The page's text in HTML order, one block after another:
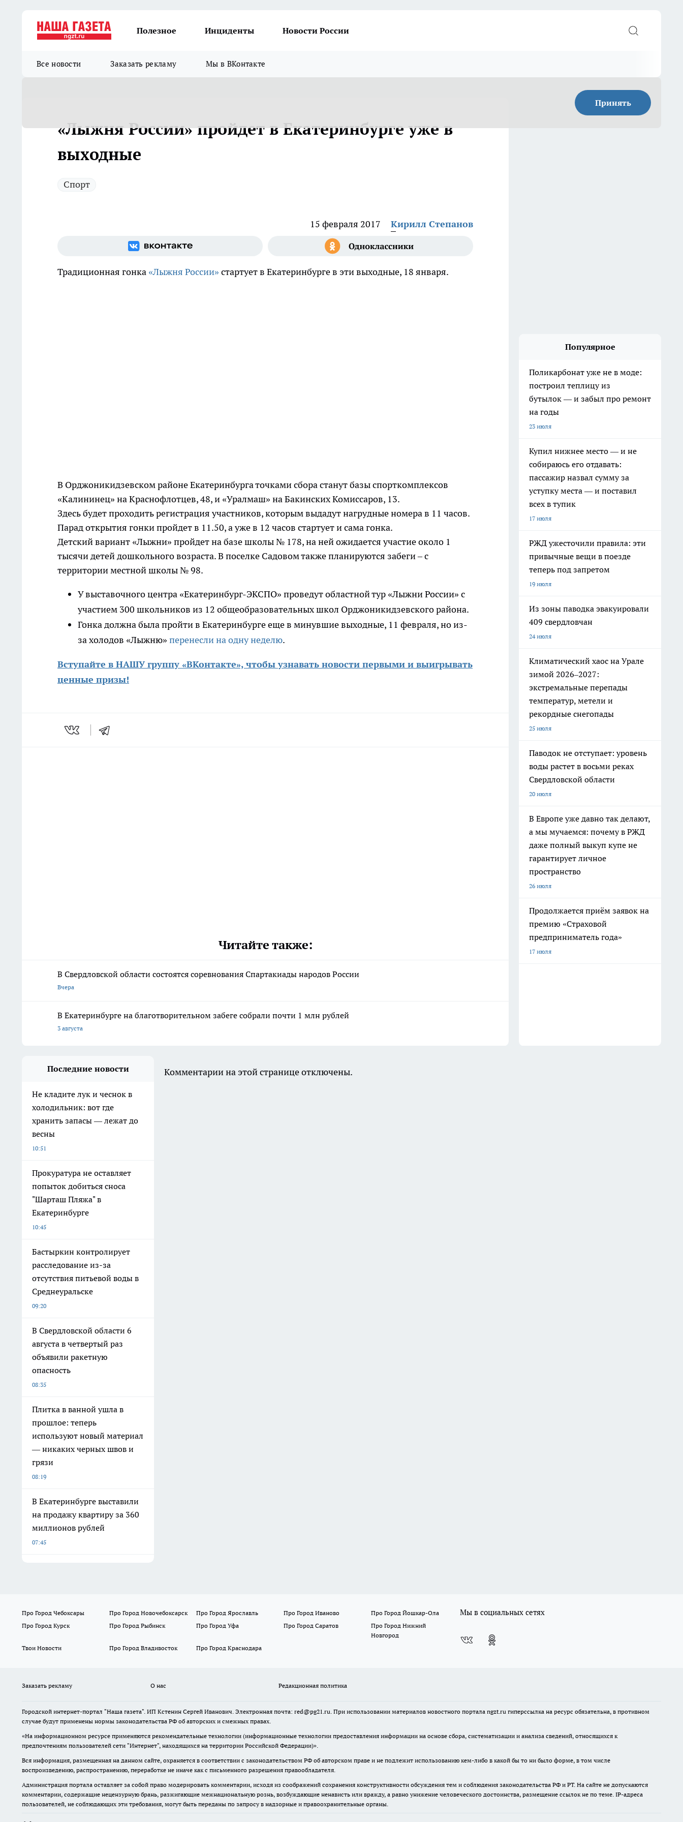
Полезное Инциденты Новости России
Все новости Заказать рекламу Мы в ВКонтакте
Принять
«Лыжня России» пройдет в Екатеринбурге уже в
выходные
Спорт
15 февраля 2017 Кирилл Степанов
Традиционная гонка «Лыжня России» стартует в Екатеринбурге в эти выходные, 18 января.
В Орджоникидзевском районе Екатеринбурга точками сбора станут базы спорткомплексов
«Калининец» на Краснофлотцев, 48, и «Уралмаш» на Бакинских Комиссаров, 13.
Здесь будет проходить регистрация участников, которым выдадут нагрудные номера в 11 часов.
Парад открытия гонки пройдет в 11.50, а уже в 12 часов стартует и сама гонка.
Детский вариант «Лыжни» пройдет на базе школы № 178, на ней ожидается участие около 1
тысячи детей дошкольного возраста. В поселке Садовом также планируются забеги – с
территории местной школы № 98.
У выставочного центра «Екатеринбург-ЭКСПО» проведут областной тур «Лыжни России» с
участием 300 школьников из 12 общеобразовательных школ Орджоникидзевского района.
Гонка должна была пройти в Екатеринбурге еще в минувшие выходные, 11 февраля, но из-
за холодов «Лыжню» перенесли на одну неделю.
Вступайте в НАШУ группу «ВКонтакте», чтобы узнавать новости первыми и выигрывать
ценные призы!
Читайте также:
В Свердловской области состоятся соревнования Спартакиады народов России
Вчера
В Екатеринбурге на благотворительном забеге собрали почти 1 млн рублей
3 августа
Популярное
Поликарбонат уже не в моде:
построил теплицу из
бутылок — и забыл про ремонт
на годы
23 июля
Купил нижнее место — и не
собираюсь его отдавать:
пассажир назвал сумму за
уступку места — и поставил
всех в тупик
17 июля
РЖД ужесточили правила: эти
привычные вещи в поезде
теперь под запретом
19 июля
Из зоны паводка эвакуировали
409 свердловчан
24 июля
Климатический хаос на Урале
зимой 2026–2027:
экстремальные перепады
температур, метели и
рекордные снегопады
25 июля
Паводок не отступает: уровень
воды растет в восьми реках
Свердловской области
20 июля
В Европе уже давно так делают,
а мы мучаемся: почему в РЖД
даже полный выкуп купе не
гарантирует личное
пространство
26 июля
Продолжается приём заявок на
премию «Страховой
предприниматель года»
17 июля
Последние новости
Не кладите лук и чеснок в
холодильник: вот где
хранить запасы — лежат до
весны
10:51
Прокуратура не оставляет
попыток добиться сноса
"Шарташ Пляжа" в
Екатеринбурге
10:45
Бастыркин контролирует
расследование из-за
отсутствия питьевой воды в
Среднеуральске
09:20
В Свердловской области 6
августа в четвертый раз
объявили ракетную
опасность
08:35
Плитка в ванной ушла в
прошлое: теперь
используют новый материал
— никаких черных швов и
грязи
08:19
В Екатеринбурге выставили
на продажу квартиру за 360
миллионов рублей
07:45
Комментарии на этой странице отключены.
Про Город Чебоксары Про Город Новочебоксарск Про Город Ярославль Про Город Иваново
Про Город Йошкар-Ола
Про Город Курск
Про Город Рыбинск Про Город Уфа Про Город Саратов
Про Город Нижний
Новгород
Твои Новости
Про Город Владивосток Про Город Краснодара
Мы в социальных сетях
Заказать рекламу О нас Редакционная политика
Городской интернет-портал "Наша газета". ИП Кстенин Сергей Иванович. Электронная почта: red@pg21.ru. При использовании материалов новостного портала ngzt.ru гиперссылка на ресурс обязательна, в противном
случае будут применены нормы законодательства РФ об авторских и смежных правах.
«На информационном ресурсе применяются рекомендательные технологии (информационные технологии предоставления информации на основе сбора, систематизации и анализа сведений, относящихся к
предпочтениям пользователей сети "Интернет", находящихся на территории Российской Федерации)».
Вся информация, размещенная на данном сайте, охраняется в соответствии с законодательством РФ об авторском праве и не подлежит использованию кем-либо в какой бы то ни было форме, в том числе
воспроизведению, распространению, переработке не иначе как с письменного разрешения правообладателя.
Администрация портала оставляет за собой право модерировать комментарии, исходя из соображений сохранения конструктивности обсуждения тем и соблюдения законодательства РФ и РТ. На сайте не допускаются
комментарии, содержащие нецензурную брань, разжигающие межнациональную рознь, возбуждающие ненависть или вражду, а равно унижение человеческого достоинства, размещение ссылок не по теме. IP-адреса
пользователей, не соблюдающих эти требования, могут быть переданы по запросу в надзорные и правоохранительные органы.